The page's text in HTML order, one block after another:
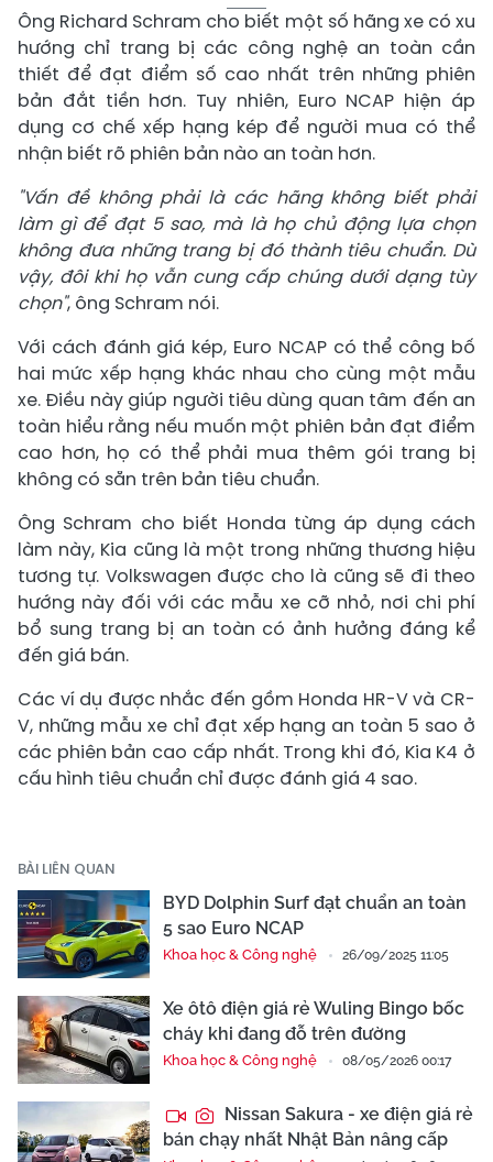
Ông Richard Schram cho biết một số hãng xe có xu
hướng chỉ trang bị các công nghệ an toàn cần
thiết để đạt điểm số cao nhất trên những phiên
bản đắt tiền hơn. Tuy nhiên, Euro NCAP hiện áp
dụng cơ chế xếp hạng kép để người mua có thể
nhận biết rõ phiên bản nào an toàn hơn.
"Vấn đề không phải là các hãng không biết phải
làm gì để đạt 5 sao, mà là họ chủ động lựa chọn
không đưa những trang bị đó thành tiêu chuẩn. Dù
vậy, đôi khi họ vẫn cung cấp chúng dưới dạng tùy
chọn", ông Schram nói.
Với cách đánh giá kép, Euro NCAP có thể công bố
hai mức xếp hạng khác nhau cho cùng một mẫu
xe. Điều này giúp người tiêu dùng quan tâm đến an
toàn hiểu rằng nếu muốn một phiên bản đạt điểm
cao hơn, họ có thể phải mua thêm gói trang bị
không có sẵn trên bản tiêu chuẩn.
Ông Schram cho biết Honda từng áp dụng cách
làm này, Kia cũng là một trong những thương hiệu
tương tự. Volkswagen được cho là cũng sẽ đi theo
hướng này đối với các mẫu xe cỡ nhỏ, nơi chi phí
bổ sung trang bị an toàn có ảnh hưởng đáng kể
đến giá bán.
Các ví dụ được nhắc đến gồm Honda HR-V và CR-
V, những mẫu xe chỉ đạt xếp hạng an toàn 5 sao ở
các phiên bản cao cấp nhất. Trong khi đó, Kia K4 ở
cấu hình tiêu chuẩn chỉ được đánh giá 4 sao.
BÀI LIÊN QUAN
BYD Dolphin Surf đạt chuẩn an toàn
5 sao Euro NCAP
Khoa học & Công nghệ 26/09/2025 11:05
Xe ôtô điện giá rẻ Wuling Bingo bốc
cháy khi đang đỗ trên đường
Khoa học & Công nghệ 08/05/2026 00:17
Nissan Sakura - xe điện giá rẻ
bán chạy nhất Nhật Bản nâng cấp